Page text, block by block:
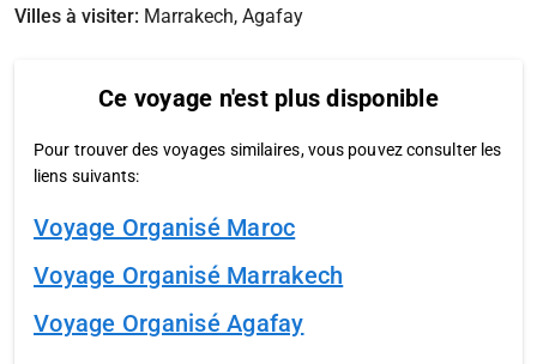
Villes à visiter: Marrakech, Agafay
Ce voyage n'est plus disponible
Pour trouver des voyages similaires, vous pouvez consulter les
liens suivants:
Voyage Organisé Maroc
Voyage Organisé Marrakech
Voyage Organisé Agafay